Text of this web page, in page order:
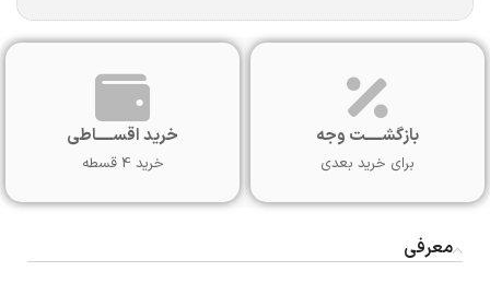
بازگشـــــت وجه
برای خرید بعدی
خرید اقســـــاطی
خرید 4 قسطه
معرفی